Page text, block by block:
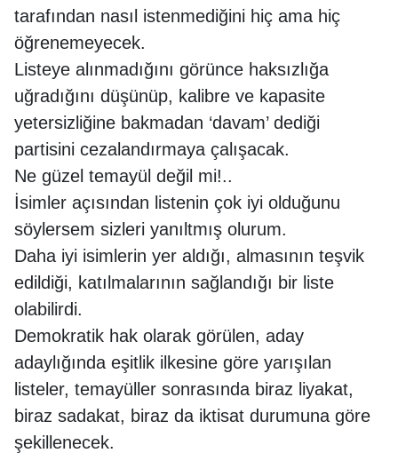
tarafından nasıl istenmediğini hiç ama hiç
öğrenemeyecek.
Listeye alınmadığını görünce haksızlığa
uğradığını düşünüp, kalibre ve kapasite
yetersizliğine bakmadan ‘davam’ dediği
partisini cezalandırmaya çalışacak.
Ne güzel temayül değil mi!..
İsimler açısından listenin çok iyi olduğunu
söylersem sizleri yanıltmış olurum.
Daha iyi isimlerin yer aldığı, almasının teşvik
edildiği, katılmalarının sağlandığı bir liste
olabilirdi.
Demokratik hak olarak görülen, aday
adaylığında eşitlik ilkesine göre yarışılan
listeler, temayüller sonrasında biraz liyakat,
biraz sadakat, biraz da iktisat durumuna göre
şekillenecek.